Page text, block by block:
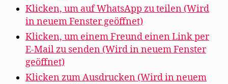
Klicken, um auf WhatsApp zu teilen (Wird
in neuem Fenster geöffnet)
Klicken, um einem Freund einen Link per
E-Mail zu senden (Wird in neuem Fenster
geöffnet)
Klicken zum Ausdrucken (Wird in neuem